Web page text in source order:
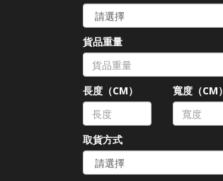
貨品重量
長度（CM） 寬度（CM）
取貨方式